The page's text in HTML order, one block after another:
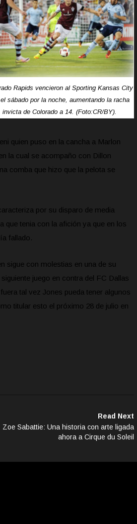
Rapids vencieron al Sporting Kansas City
sábado por la noche, aumentando la racha
invicta de Colorado a 14. (Foto:CR/BY).
quien puso en la cancha a Marlon
la cual se acompaño con Dillon
comba que hizo que la pelota se
por su disparo de media
que tenia con la afición ya que en los
fallado.
sigue con molestias en una de su
juego en contra del FC Dallas
tal vez Jones pueda tener algunos
titular esto el próximo 28 de julio en
Read Next
Zoe Sabattie: Una historia con arte ligada
ahora a Cirque du Soleil